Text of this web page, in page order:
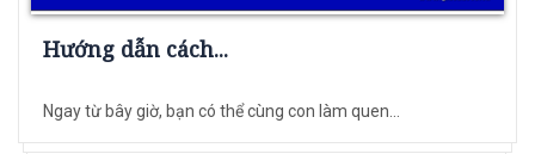
Hướng dẫn cách...
Ngay từ bây giờ, bạn có thể cùng con làm quen...